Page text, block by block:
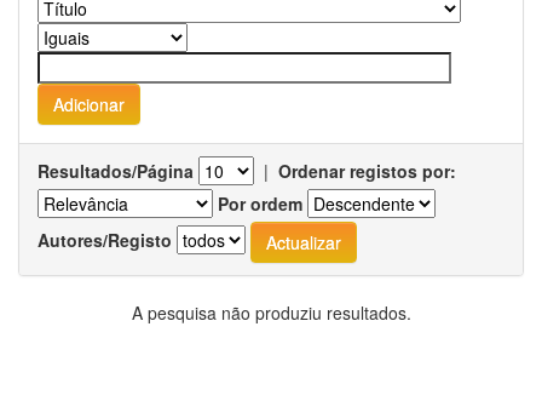
Resultados/Página | Ordenar registos por:
Por ordem
Autores/Registo
A pesquisa não produziu resultados.